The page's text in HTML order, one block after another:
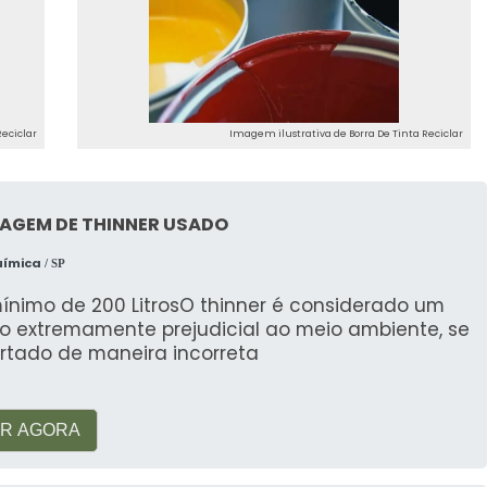
de qualidade, com suporte para dúvidas sobre o
prática de descarte.
de tinta é utilizada como combustível alternativo
ou através de serviços especializados como
Imagem ilustrativa de Borra De Tinta Reciclar
DE THINNER USADO
/ SP
de 200 LitrosO thinner é considerado um
extremamente prejudicial ao meio ambiente, se
de maneira incorreta
AGORA